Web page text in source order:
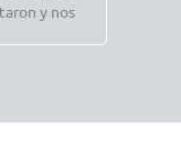
y nos